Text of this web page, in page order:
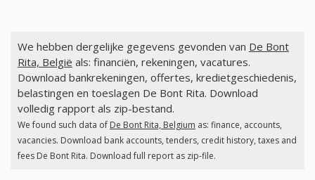
We hebben dergelijke gegevens gevonden van De Bont
Rita, België als: financiën, rekeningen, vacatures.
Download bankrekeningen, offertes, kredietgeschiedenis,
belastingen en toeslagen De Bont Rita. Download
volledig rapport als zip-bestand.
We found such data of De Bont Rita, Belgium as: finance, accounts,
vacancies. Download bank accounts, tenders, credit history, taxes and
fees De Bont Rita. Download full report as zip-file.